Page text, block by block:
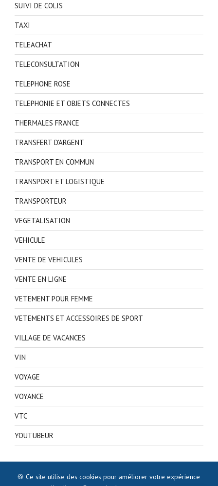
SUIVI DE COLIS
TAXI
TELEACHAT
TELECONSULTATION
TELEPHONE ROSE
TELEPHONIE ET OBJETS CONNECTES
THERMALES FRANCE
TRANSFERT D'ARGENT
TRANSPORT EN COMMUN
TRANSPORT ET LOGISTIQUE
TRANSPORTEUR
VEGETALISATION
VEHICULE
VENTE DE VEHICULES
VENTE EN LIGNE
VETEMENT POUR FEMME
VETEMENTS ET ACCESSOIRES DE SPORT
VILLAGE DE VACANCES
VIN
VOYAGE
VOYANCE
VTC
YOUTUBEUR
🍪 Ce site utilise des cookies pour améliorer votre expérience